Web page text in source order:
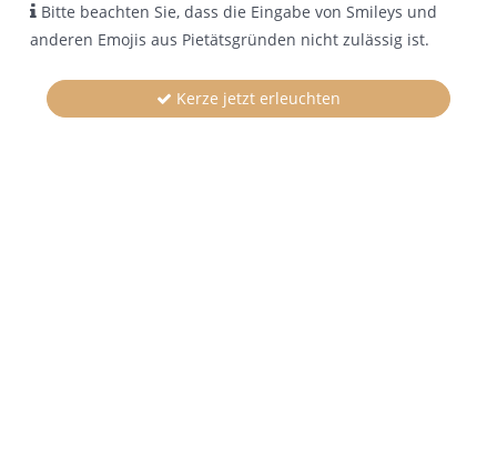
Bitte beachten Sie, dass die Eingabe von Smileys und
anderen Emojis aus Pietätsgründen nicht zulässig ist.
Kerze jetzt erleuchten